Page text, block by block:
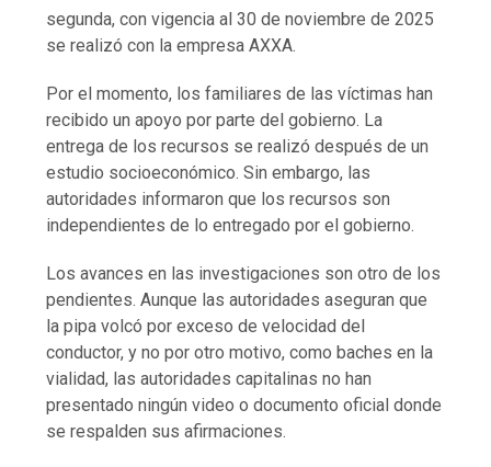
segunda, con vigencia al 30 de noviembre de 2025
se realizó con la empresa AXXA.
Por el momento, los familiares de las víctimas han
recibido un apoyo por parte del gobierno. La
entrega de los recursos se realizó después de un
estudio socioeconómico. Sin embargo, las
autoridades informaron que los recursos son
independientes de lo entregado por el gobierno.
Los avances en las investigaciones son otro de los
pendientes. Aunque las autoridades aseguran que
la pipa volcó por exceso de velocidad del
conductor, y no por otro motivo, como baches en la
vialidad, las autoridades capitalinas no han
presentado ningún video o documento oficial donde
se respalden sus afirmaciones.